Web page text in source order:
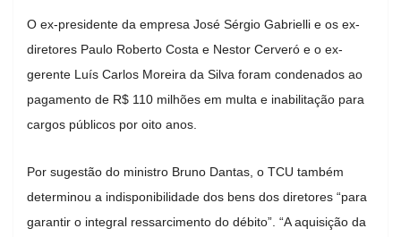
O ex-presidente da empresa José Sérgio Gabrielli e os ex-
diretores Paulo Roberto Costa e Nestor Cerveró e o ex-
gerente Luís Carlos Moreira da Silva foram condenados ao
pagamento de R$ 110 milhões em multa e inabilitação para
cargos públicos por oito anos.
Por sugestão do ministro Bruno Dantas, o TCU também
determinou a indisponibilidade dos bens dos diretores “para
garantir o integral ressarcimento do débito”. “A aquisição da